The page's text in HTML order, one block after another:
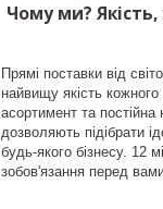
Чому ми?
Прямі поставки від
найвищу якість
асортимент та постійна
дозволяють підібрати
будь-якого бізнесу. 12
зобов'язання перед